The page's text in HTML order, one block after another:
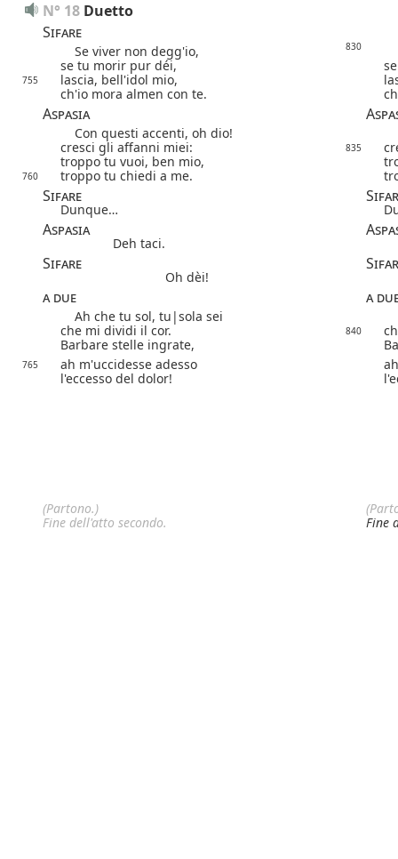
N° 18 Duetto
Sifare
Se viver non degg'io, 830
se tu morir pur déi,
755 lascia, bell'idol mio,
ch'io mora almen con te.
Aspasia
Con questi accenti, oh dio!
cresci gli affanni miei:
835
troppo tu vuoi, ben mio,
760 troppo tu chiedi a me.
Sifare
Dunque…
Aspasia
Deh taci.
Sifare
Oh dèi!
a due a
Ah che tu sol, tu|sola sei
che mi dividi il cor.
840
Barbare stelle ingrate,
765 ah m'uccidesse adesso
l'eccesso del dolor!
(Partono.)
Fine dell'atto secondo.
Fine